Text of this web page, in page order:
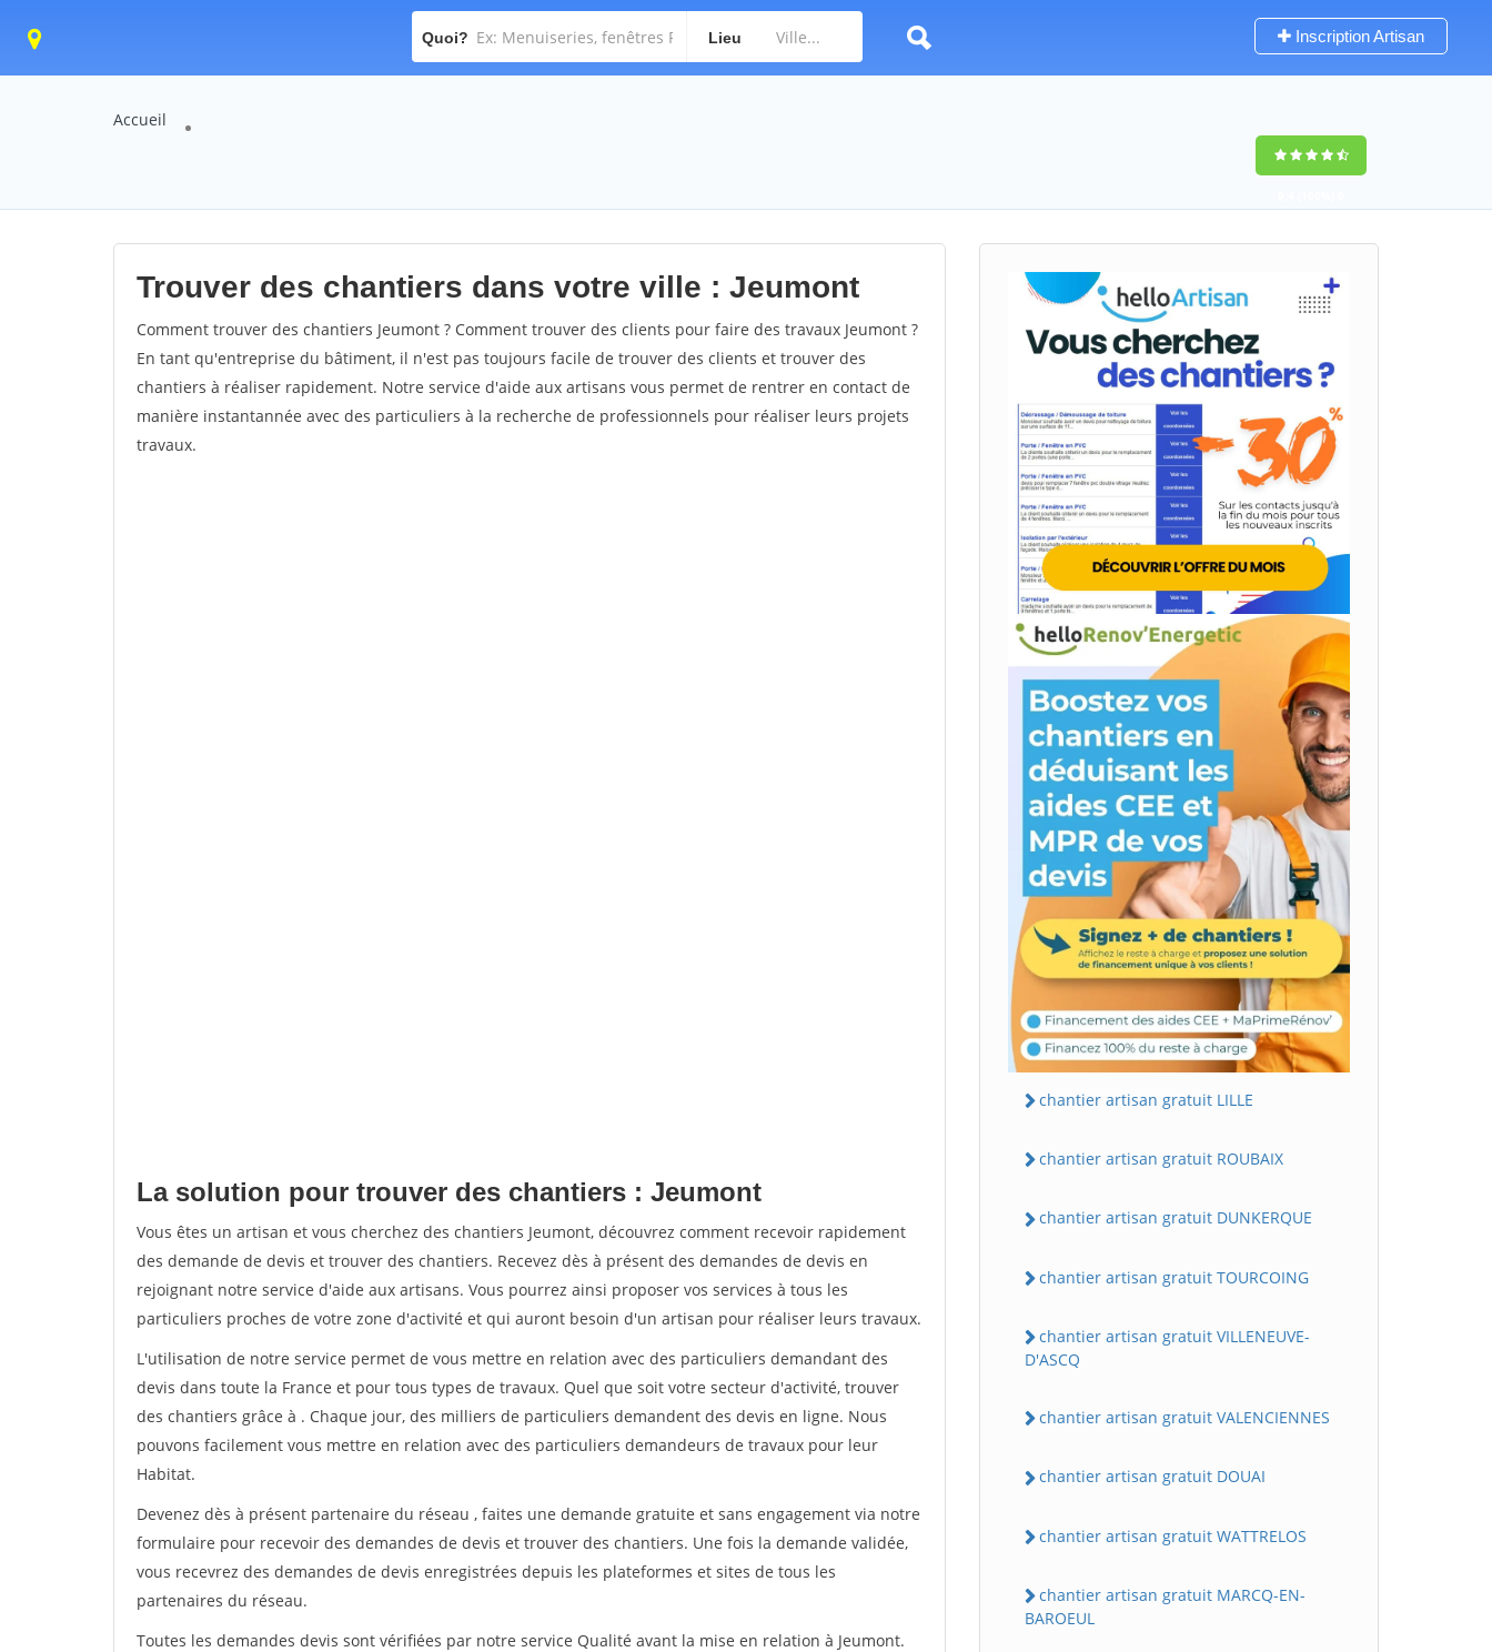
Quoi? Lieu Inscription Artisan
Accueil
Trouver des chantiers dans votre ville : Jeumont
Comment trouver des chantiers Jeumont ? Comment trouver des clients pour faire des travaux Jeumont ?
En tant qu'entreprise du bâtiment, il n'est pas toujours facile de trouver des clients et trouver des
chantiers à réaliser rapidement. Notre service d'aide aux artisans vous permet de rentrer en contact de
manière instantannée avec des particuliers à la recherche de professionnels pour réaliser leurs projets
travaux.
La solution pour trouver des chantiers : Jeumont
Vous êtes un artisan et vous cherchez des chantiers Jeumont, découvrez comment recevoir rapidement
des demande de devis et trouver des chantiers. Recevez dès à présent des demandes de devis en
rejoignant notre service d'aide aux artisans. Vous pourrez ainsi proposer vos services à tous les
particuliers proches de votre zone d'activité et qui auront besoin d'un artisan pour réaliser leurs travaux.
L'utilisation de notre service permet de vous mettre en relation avec des particuliers demandant des
devis dans toute la France et pour tous types de travaux. Quel que soit votre secteur d'activité, trouver
des chantiers grâce à . Chaque jour, des milliers de particuliers demandent des devis en ligne. Nous
pouvons facilement vous mettre en relation avec des particuliers demandeurs de travaux pour leur
Habitat.
Devenez dès à présent partenaire du réseau , faites une demande gratuite et sans engagement via notre
formulaire pour recevoir des demandes de devis et trouver des chantiers. Une fois la demande validée,
vous recevrez des demandes de devis enregistrées depuis les plateformes et sites de tous les
partenaires du réseau.
Toutes les demandes devis sont vérifiées par notre service Qualité avant la mise en relation à Jeumont.
chantier artisan gratuit LILLE
chantier artisan gratuit ROUBAIX
chantier artisan gratuit DUNKERQUE
chantier artisan gratuit TOURCOING
chantier artisan gratuit VILLENEUVE-
D'ASCQ
chantier artisan gratuit VALENCIENNES
chantier artisan gratuit DOUAI
chantier artisan gratuit WATTRELOS
chantier artisan gratuit MARCQ-EN-
BAROEUL